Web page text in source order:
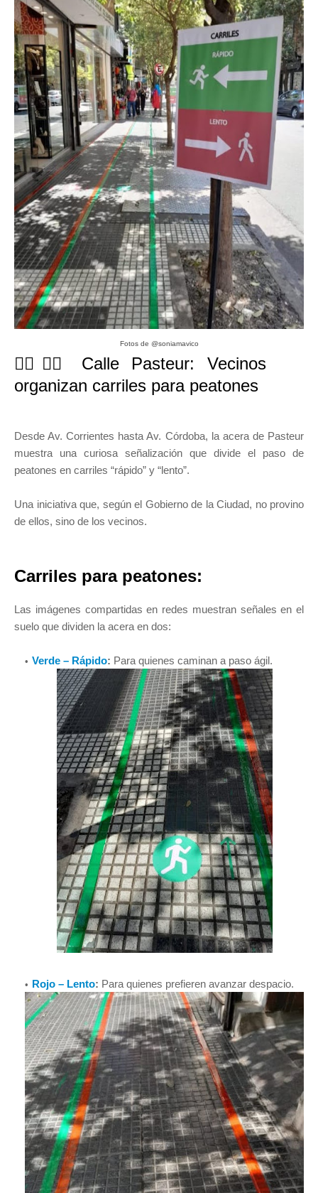
Fotos de @soniamavico
🚶‍♂️🚶‍♀️ Calle Pasteur: Vecinos
organizan carriles para peatones
Desde Av. Corrientes hasta Av. Córdoba, la acera de Pasteur
muestra una curiosa señalización que divide el paso de
peatones en carriles “rápido” y “lento”.
Una iniciativa que, según el Gobierno de la Ciudad, no provino
de ellos, sino de los vecinos.
Carriles para peatones:
Las imágenes compartidas en redes muestran señales en el
suelo que dividen la acera en dos:
Verde – Rápido: Para quienes caminan a paso ágil.
Rojo – Lento: Para quienes prefieren avanzar despacio.